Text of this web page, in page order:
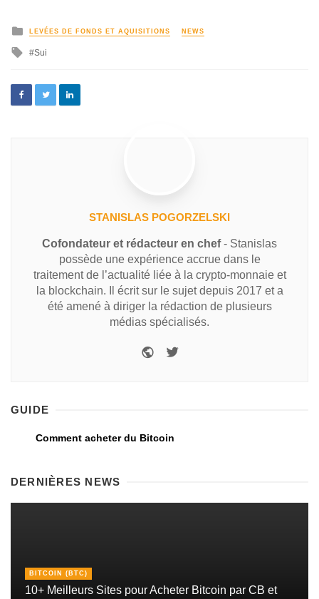
LEVÉES DE FONDS ET AQUISITIONS NEWS
Sui
STANISLAS POGORZELSKI
Cofondateur et rédacteur en chef- Stanislas
possède une expérience accrue dans le
traitement de l’actualité liée à la crypto-monnaie et
la blockchain. Il écrit sur le sujet depuis 2017 et a
été amené à diriger la rédaction de plusieurs
médias spécialisés.
GUIDE
Comment acheter du Bitcoin
DERNIÈRES NEWS
BITCOIN (BTC)
10+ Meilleurs Sites pour Acheter Bitcoin par CB et